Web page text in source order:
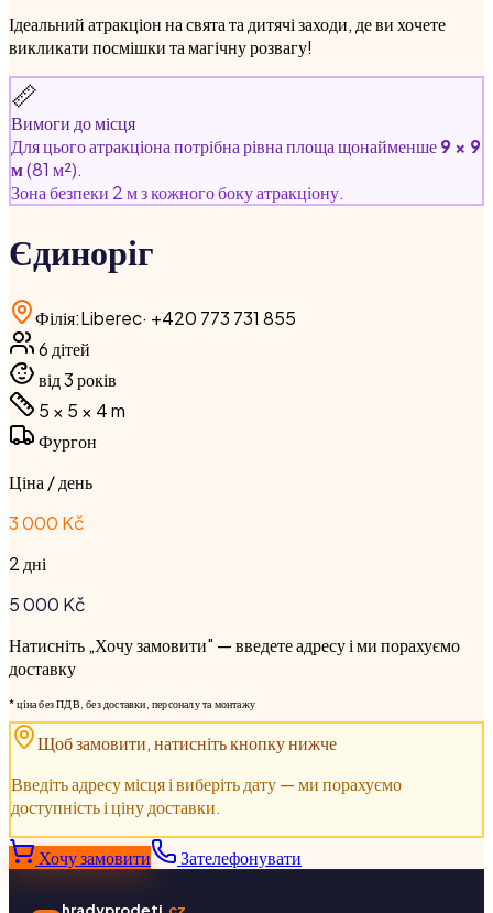
Ідеальний атракціон на свята та дитячі заходи, де ви хочете
викликати посмішки та магічну розвагу!
📏
Вимоги до місця
Для цього атракціона потрібна рівна площа щонайменше9 × 9
м(81 м²).
Зона безпеки 2 м з кожного боку атракціону.
Єдиноріг
Філія:Liberec· +420 773 731 855
6 дітей
від 3 років
5 × 5 × 4m
Фургон
Ціна / день
3 000 Kč
2 дні
5 000 Kč
Натисніть „Хочу замовити" — введете адресу і ми порахуємо
доставку
* ціна без ПДВ, без доставки, персоналу та монтажу
Щоб замовити, натисніть кнопку нижче
Введіть адресу місця і виберіть дату — ми порахуємо
доступність і ціну доставки.
Хочу замовити Зателефонувати